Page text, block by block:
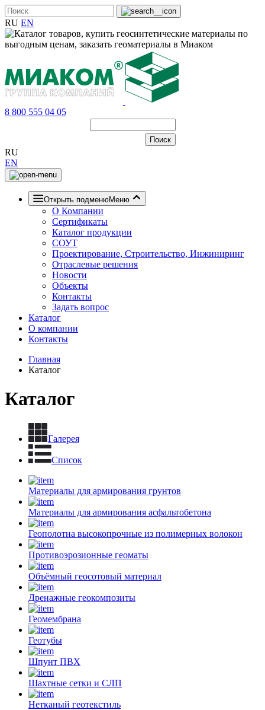
RU EN
8 800 555 04 05
RU
EN
Открыть подменюМеню
О Компании
Сертификаты
Каталог продукции
СОУТ
Проектирование, Строительство, Инжиниринг
Отраслевые решения
Новости
Объекты
Контакты
Задать вопрос
Каталог
О компании
Контакты
Главная
Каталог
Каталог
Галерея
Список
Материалы для армирования грунтов
Материалы для армирования асфальтобетона
Геополотна высокопрочные из полимерных волокон
Противоэрозионные геоматы
Объёмный геосотовый материал
Дренажные геокомпозиты
Геомембрана
Геотубы
Шпунт ПВХ
Шахтные сетки и СЛП
Нетканый геотекстиль